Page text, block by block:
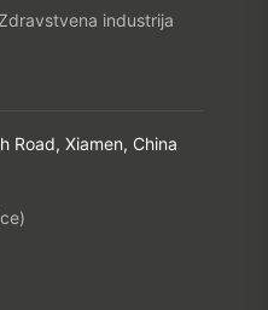
Zdravstvena industrija
Road, Xiamen, China